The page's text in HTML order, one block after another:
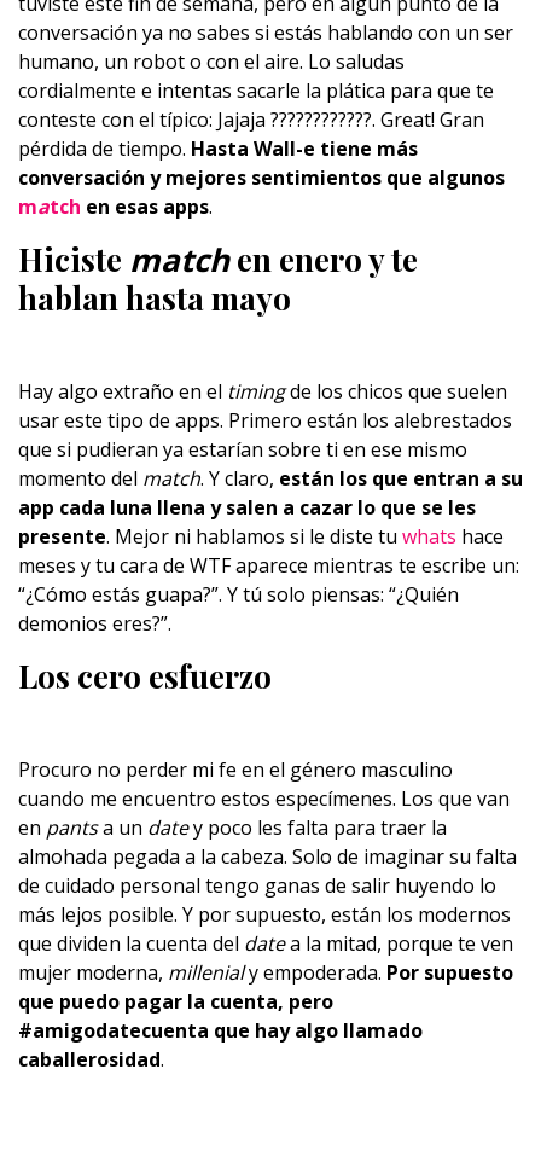
conversación ya no sabes si estás hablando con un ser
humano, un robot o con el aire. Lo saludas
cordialmente e intentas sacarle la plática para que te
conteste con el típico: Jajaja ????????????. Great! Gran
pérdida de tiempo. Hasta Wall-e tiene más
conversación y mejores sentimientos que algunos
match en esas apps.
Hiciste matchen enero y te
hablan hasta mayo
Hay algo extraño en el timingde los chicos que suelen
usar este tipo de apps. Primero están los alebrestados
que si pudieran ya estarían sobre ti en ese mismo
momento del match. Y claro, están los que entran a su
app cada luna llena y salen a cazar lo que se les
presente. Mejor ni hablamos si le diste tu whats hace
meses y tu cara de WTF aparece mientras te escribe un:
“¿Cómo estás guapa?”. Y tú solo piensas: “¿Quién
demonios eres?”.
Los cero esfuerzo
Procuro no perder mi fe en el género masculino
cuando me encuentro estos especímenes. Los que van
en pantsa un datey poco les falta para traer la
almohada pegada a la cabeza. Solo de imaginar su falta
de cuidado personal tengo ganas de salir huyendo lo
más lejos posible. Y por supuesto, están los modernos
que dividen la cuenta del datea la mitad, porque te ven
mujer moderna, millenialy empoderada. Por supuesto
que puedo pagar la cuenta, pero
#amigodatecuenta que hay algo llamado
caballerosidad.